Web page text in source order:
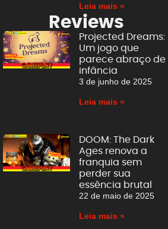
Leia mais »
Reviews
Projected Dreams:
Um jogo que
parece abraço de
infância
3 de junho de 2025
Leia mais »
DOOM: The Dark
Ages renova a
franquia sem
perder sua
essência brutal
22 de maio de 2025
Leia mais »